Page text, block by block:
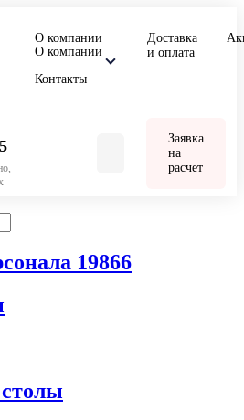
О компании
О компании
Контакты
Доставка
и оплата
Заявка
на
расчет
19866